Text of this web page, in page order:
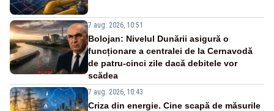
7 aug. 2026, 10:51
Bolojan: Nivelul Dunării asigură o
funcționare a centralei de la Cernavodă
de patru-cinci zile dacă debitele vor
scădea
7 aug. 2026, 10:43
Criza din energie. Cine scapă de măsurile